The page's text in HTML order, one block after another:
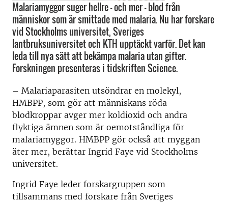
Malariamyggor suger hellre – och mer – blod från
människor som är smittade med malaria. Nu har forskare
vid Stockholms universitet, Sveriges
lantbruksuniversitet och KTH upptäckt varför. Det kan
leda till nya sätt att bekämpa malaria utan gifter.
Forskningen presenteras i tidskriften Science.
– Malariaparasiten utsöndrar en molekyl,
HMBPP, som gör att människans röda
blodkroppar avger mer koldioxid och andra
flyktiga ämnen som är oemotståndliga för
malariamyggor. HMBPP gör också att myggan
äter mer, berättar Ingrid Faye vid Stockholms
universitet.
Ingrid Faye leder forskargruppen som
tillsammans med forskare från Sveriges